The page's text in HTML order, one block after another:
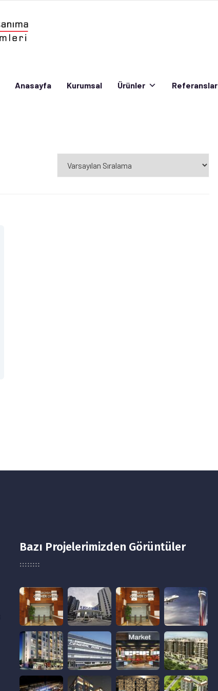
Anasayfa Kurumsal Ürünler Referanslar
Anasayfa
Bazı Projelerimizden Görüntüler